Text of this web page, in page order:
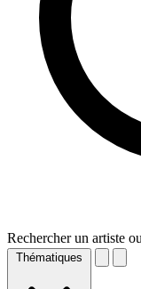
Rechercher un artiste
Thématiques